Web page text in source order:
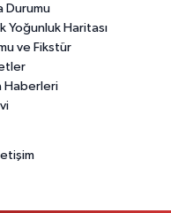
Durumu
Yoğunluk Haritası
ve Fikstür
Haberleri
İletişim